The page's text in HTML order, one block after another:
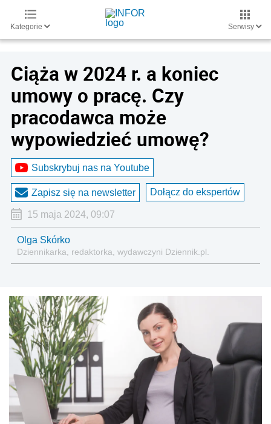
Kategorie Serwisy
Ciąża w 2024 r. a koniec
umowy o pracę. Czy
pracodawca może
wypowiedzieć umowę?
Subskrybuj nas na Youtube
Zapisz się na newsletter Dołącz do ekspertów
15 maja 2024, 09:07
Olga Skórko
Dziennikarka, redaktorka, wydawczyni Dziennik.pl.